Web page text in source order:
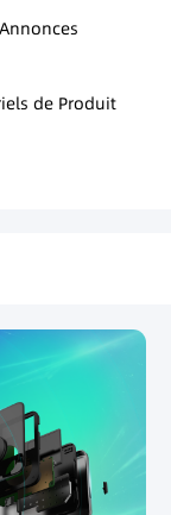
Annonces
de Produit